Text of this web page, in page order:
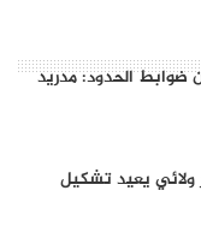
الحدود: مدريد
ولائي يعيد تشكيل